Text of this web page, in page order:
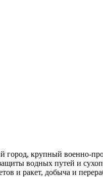
город, крупный военно-
водных путей и
и ракет, добыча и